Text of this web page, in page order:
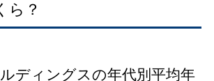
ら？
ディングスの年代別平均年